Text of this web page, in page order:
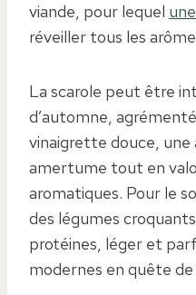
viande, pour lequel
réveiller tous les
La scarole peut être
d’automne,
vinaigrette douce, une
amertume tout en
aromatiques. Pour le
des légumes
protéines, léger et
modernes en quête